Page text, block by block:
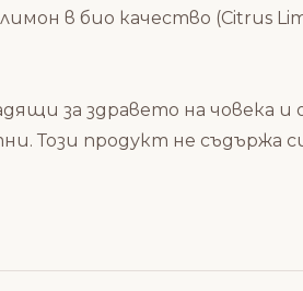
в био качество (Citrus
за здравето на човека и
Този продукт не съдържа